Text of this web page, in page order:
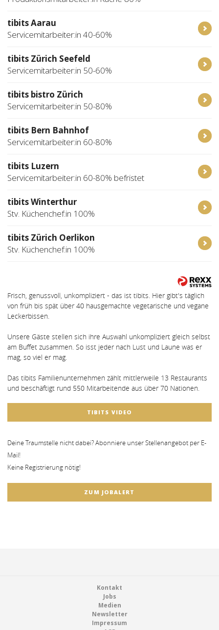
tibits Aarau
Servicemitarbeiter:in 40-60%
tibits Zürich Seefeld
Servicemitarbeiter:in 50-60%
tibits bistro Zürich
Servicemitarbeiter:in 50-80%
tibits Bern Bahnhof
Servicemitarbeiter:in 60-80%
tibits Luzern
Servicemitarbeiter:in 60-80% befristet
tibits Winterthur
Stv. Küchenchef:in 100%
tibits Zürich Oerlikon
Stv. Küchenchef:in 100%
Frisch, genussvoll, unkompliziert - das ist tibits. Hier gibt's täglich
von früh bis spät über 40 hausgemachte vegetarische und vegane
Leckerbissen.
Unsere Gäste stellen sich ihre Auswahl unkompliziert gleich selbst
am Buffet zusammen. So isst jeder nach Lust und Laune was er
mag, so viel er mag.
Das tibits Familienunternehmen zählt mittlerweile 13 Restaurants
und beschäftigt rund 550 Mitarbeitende aus über 70 Nationen.
TIBITS VIDEO
Deine Traumstelle nicht dabei? Abonniere unser Stellenangebot per E-
Mail!
Keine Registrierung nötig!
ZUM JOBALERT
Kontakt
Jobs
Medien
Newsletter
Impressum